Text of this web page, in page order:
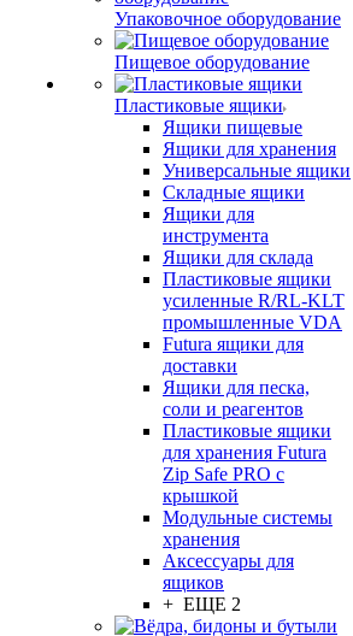
Упаковочное оборудование
Пищевое оборудование
Пластиковые ящики
Ящики пищевые
Ящики для хранения
Универсальные ящики
Складные ящики
Ящики для
инструмента
Ящики для склада
Пластиковые ящики
усиленные R/RL-KLT
промышленные VDA
Futura ящики для
доставки
Ящики для песка,
соли и реагентов
Пластиковые ящики
для хранения Futura
Zip Safe PRO с
крышкой
Модульные системы
хранения
Аксессуары для
ящиков
+ ЕЩЕ 2